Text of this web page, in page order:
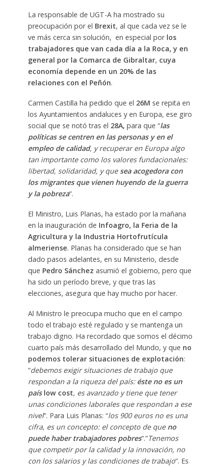
La responsable de UGT-A ha mostrado su
preocupación por el Brexit, al que cada vez se le
ve más cerca sin solución, en especial por los
trabajadores que van cada día a la Roca, y en
general por la Comarca de Gibraltar, cuya
economía depende en un 20% de las
relaciones con el Peñón.
Carmen Castilla ha pedido que el 26M se repita en
los Ayuntamientos andaluces y en Europa, ese giro
social que se notó tras el 28A, para que “las
políticas se centren en las personas y en el
empleo de calidad, y recuperar en Europa algo
tan importante como los valores fundacionales:
libertad, solidaridad, y que sea acogedora con
los migrantes que vienen huyendo de la guerra
y la pobreza“.
El Ministro, Luis Planas, ha estado por la mañana
en la inauguración de Infoagro, la Feria de la
Agricultura y la Industria Hortofrutícula
almeriense. Planas ha considerado que se han
dado pasos adelantes, en su Ministerio, desde
que Pedro Sánchez asumió el gobierno, pero que
ha sido un período breve, y que tras las
elecciones, asegura que hay mucho por hacer.
Al Ministro le preocupa mucho que en el campo
todo el trabajo esté regulado y se mantenga un
trabajo digno. Ha recordado que somos el décimo
cuarto país más desarrollado del Mundo, y que no
podemos tolerar situaciones de explotación:
“debemos exigir situaciones de trabajo que
respondan a la riqueza del país:éste no es un
país low cost, es avanzado y tiene que tener
unas condiciones laborales que respondan a ese
nivel“. Para Luis Planas: “los 900 euros no es una
cifra, es un concepto: el concepto de que no
puede haber trabajadores pobres“.”Tenemos
que competir por la calidad y la innovación, no
con los salarios y las condiciones de trabajo“. Es